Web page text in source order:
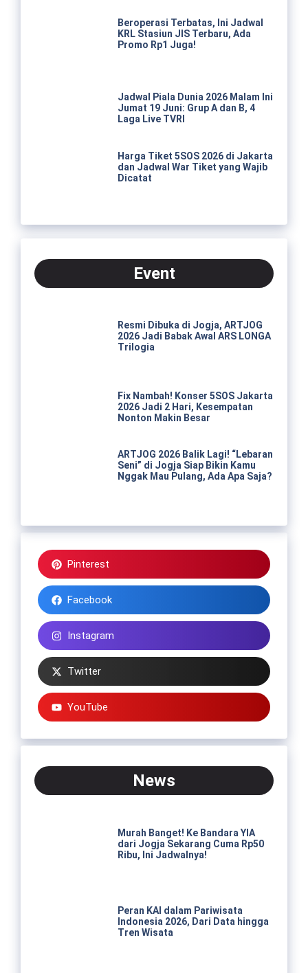
Beroperasi Terbatas, Ini Jadwal
KRL Stasiun JIS Terbaru, Ada
Promo Rp1 Juga!
Jadwal Piala Dunia 2026 Malam Ini
Jumat 19 Juni: Grup A dan B, 4
Laga Live TVRI
Harga Tiket 5SOS 2026 di Jakarta
dan Jadwal War Tiket yang Wajib
Dicatat
Event
Resmi Dibuka di Jogja, ARTJOG
2026 Jadi Babak Awal ARS LONGA
Trilogia
Fix Nambah! Konser 5SOS Jakarta
2026 Jadi 2 Hari, Kesempatan
Nonton Makin Besar
ARTJOG 2026 Balik Lagi! “Lebaran
Seni” di Jogja Siap Bikin Kamu
Nggak Mau Pulang, Ada Apa Saja?
Pinterest
Facebook
Instagram
Twitter
YouTube
News
Murah Banget! Ke Bandara YIA
dari Jogja Sekarang Cuma Rp50
Ribu, Ini Jadwalnya!
Peran KAI dalam Pariwisata
Indonesia 2026, Dari Data hingga
Tren Wisata